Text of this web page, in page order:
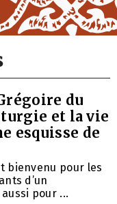
du
et la vie
esquisse de
bienvenu pour les
d’un
pour ...